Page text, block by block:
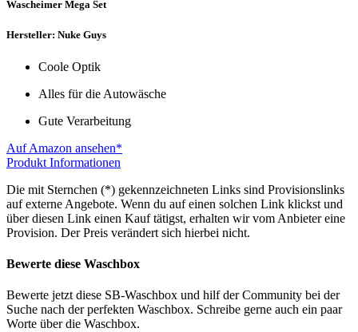
Wascheimer Mega Set
Hersteller: Nuke Guys
Coole Optik
Alles für die Autowäsche
Gute Verarbeitung
Auf Amazon ansehen*
Produkt Informationen
Die mit Sternchen (*) gekennzeichneten Links sind Provisionslinks
auf externe Angebote. Wenn du auf einen solchen Link klickst und
über diesen Link einen Kauf tätigst, erhalten wir vom Anbieter eine
Provision. Der Preis verändert sich hierbei nicht.
Bewerte diese Waschbox
Bewerte jetzt diese SB-Waschbox und hilf der Community bei der
Suche nach der perfekten Waschbox. Schreibe gerne auch ein paar
Worte über die Waschbox.